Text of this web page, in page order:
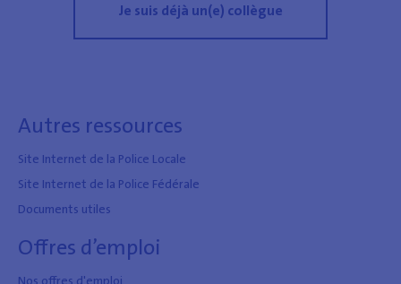
Je suis déjà un(e) collègue
Autres ressources
Site Internet de la Police Locale
Site Internet de la Police Fédérale
Documents utiles
Offres d’emploi
Nos offres d'emploi